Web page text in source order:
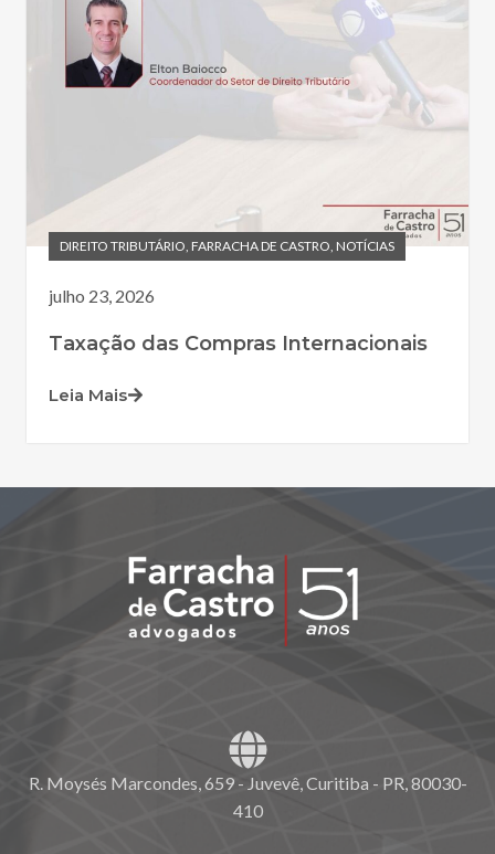
DIREITO TRIBUTÁRIO, FARRACHA DE CASTRO, NOTÍCIAS
julho 23, 2026
Taxação das Compras Internacionais
Leia Mais
R. Moysés Marcondes, 659 - Juvevê, Curitiba - PR, 80030-
410